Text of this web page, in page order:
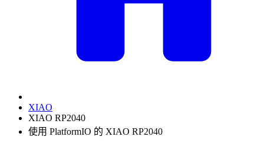
XIAO
XIAO RP2040
使用 PlatformIO 的 XIAO RP2040